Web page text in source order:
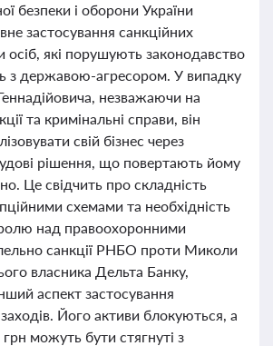
безпеки і оборони України
застосування санкційних
осіб, які порушують законодавство
з державою-агресором. У випадку
незважаючи на
та кримінальні справи, він
свій бізнес через
рішення, що повертають йому
Це свідчить про складність
схемами та необхідність
над правоохоронними
санкції РНБО проти Миколи
власника Дельта Банку,
аспект застосування
Його активи блокуються, а
можуть бути стягнуті з